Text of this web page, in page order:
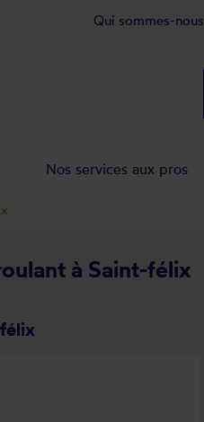
à Saint-félix
Qui sommes-nous
Nos services aux pros